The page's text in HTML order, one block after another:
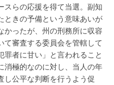
スらの応援を得て当選。副知
ときの予備という意味あいが
かったが、州の刑務所に収容
て審査する委員会を管轄して
罪者に甘い」と言われること
消極的なのに対し、当人の年
し公平な判断を行うよう促